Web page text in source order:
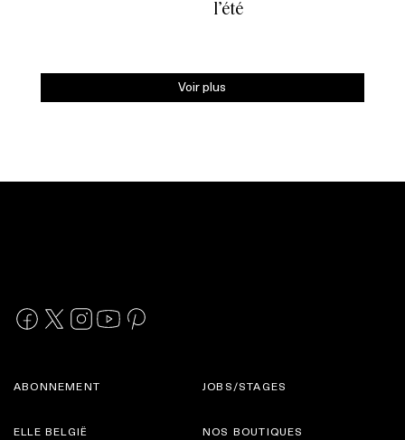
l’été
Voir plus
ABONNEMENT
ELLE BELGIË
JOBS/STAGES
NOS BOUTIQUES